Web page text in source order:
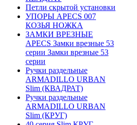
Петли скрытой установки
УПОРЫ APECS 007
КОЗЬЯ НОЖКА
ЗАМКИ ВРЕЗНЫЕ
APECS Замки врезные 53
серии Замки врезные 53
серии
Ручки раздельные
ARMADILLO URBAN
Slim (КВАДРАТ)
Ручки раздельные
ARMADILLO URBAN
Slim (КРУГ)